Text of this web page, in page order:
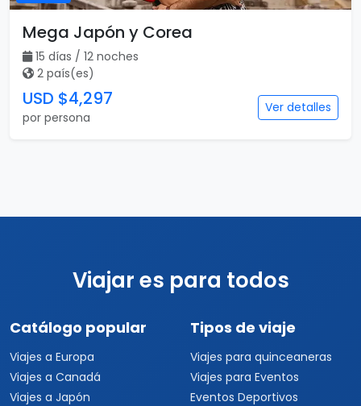
Mega Japón y Corea
15 días / 12 noches
2 país(es)
USD $4,297
por persona
Ver detalles
Viajar es para todos
Catálogo popular
Viajes a Europa
Viajes a Canadá
Viajes a Japón
Tipos de viaje
Viajes para quinceaneras
Viajes para Eventos
Eventos Deportivos